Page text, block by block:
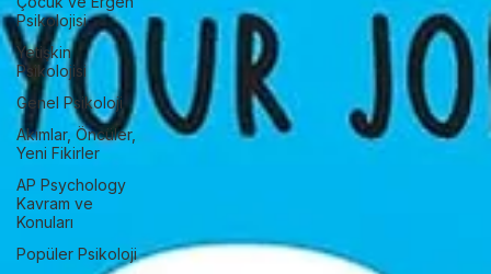
İlginç Psikolojik
Gerçekler
Çocuk ve Ergen
Psikolojisi
Yetişkin
Psikolojisi
Genel Psikoloji
Akımlar, Öncüler,
Yeni Fikirler
AP Psychology
Kavram ve